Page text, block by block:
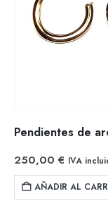
Pendientes de
250,00 € IVA
AÑADIR AL